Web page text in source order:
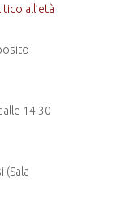
all’età
14.30
(Sala